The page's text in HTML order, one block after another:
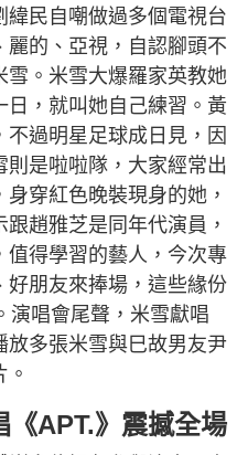
緯民自嘲做過多個電視台
麗的、亞視，自認腳頭不
雪。米雪大爆羅家英教她
，就叫她自己練習。黃
不過明星足球成日見，因
是啦啦隊，大家經常出
穿紅色晚裝現身的她，
趙雅芝是同年代演員，
值得學習的藝人，今次專
好朋友來捧場，這些緣份
演唱會尾聲，米雪獻唱
放多張米雪與巳故男友尹
APT.》震撼全場